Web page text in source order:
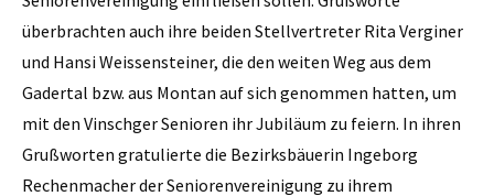
überbrachten auch ihre beiden Stellvertreter Rita Verginer
und Hansi Weissensteiner, die den weiten Weg aus dem
Gadertal bzw. aus Montan auf sich genommen hatten, um
mit den Vinschger Senioren ihr Jubiläum zu feiern. In ihren
Grußworten gratulierte die Bezirksbäuerin Ingeborg
Rechenmacher der Seniorenvereinigung zu ihrem